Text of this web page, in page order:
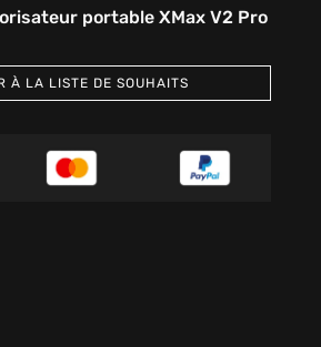
portable XMax V2 Pro
À LA LISTE DE SOUHAITS